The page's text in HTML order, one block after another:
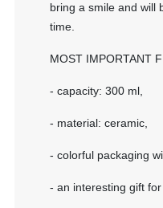
bring a smile and will
time.
MOST IMPORTANT
- capacity: 300 ml,
- material: ceramic,
- colorful packaging
- an interesting gift